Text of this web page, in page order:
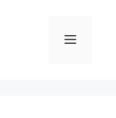
Menu